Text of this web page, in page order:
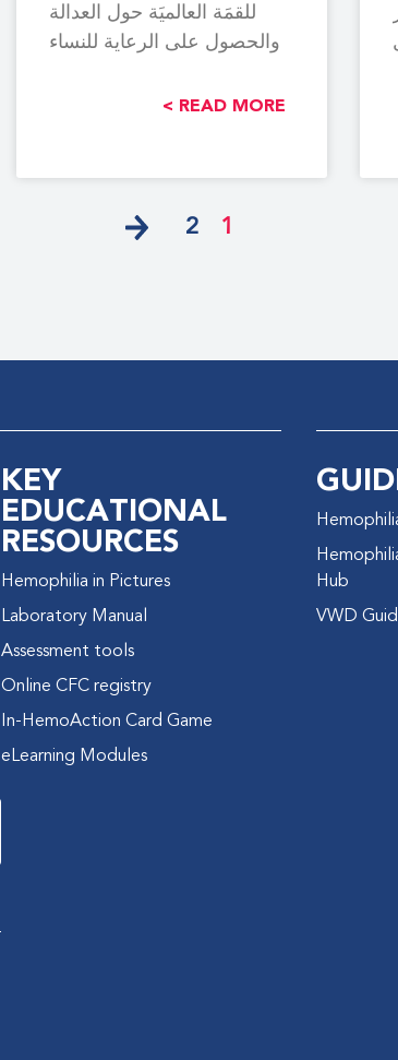
للقمَة العالميَة حول العدالة
والحصول على الرعاية للنساء
READ MORE >
1
2
Hub
VWD
KEY
EDUCATIONAL
RESOURCES
Hemophilia in Pictures
Laboratory Manual
Assessment tools
Online CFC registry
In-HemoAction Card Game
eLearning Modules